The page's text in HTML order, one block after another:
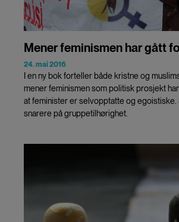
Mener feminismen har gått
24. mai 2016
I en ny bok forteller både kristne og
mener feminismen som politisk prosjekt
at feminister er selvopptatte og
snarere på gruppetilhørighet.